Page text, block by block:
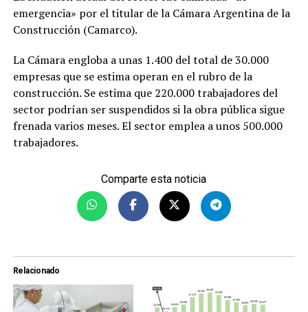
emergencia» por el titular de la Cámara Argentina de la
Construcción (Camarco).
La Cámara engloba a unas 1.400 del total de 30.000
empresas que se estima operan en el rubro de la
construcción. Se estima que 220.000 trabajadores del
sector podrían ser suspendidos si la obra pública sigue
frenada varios meses. El sector emplea a unos 500.000
trabajadores.
Comparte esta noticia
Relacionado